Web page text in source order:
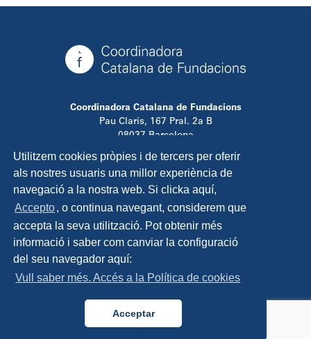
Utilitzem cookies pròpies i de tercers per oferir
als nostres usuaris una millor experiència de
navegació a la nostra web. Si clicka aquí,
Accepto, o continua navegant, considerem que
accepta la seva utilització. Pot obtenir més
informació i saber com canviar la configuració
del seu navegador aquí:
Vull saber més. Accés a la Política de cookies
Acceptar
Coordinadora Catalana de Fundacions
Pau Claris, 167 Pral. 2a B
08037 Barcelona
T. 934 881 480
info@ccfundacions.cat
Contacta
Política de privadesa
Política de cookies